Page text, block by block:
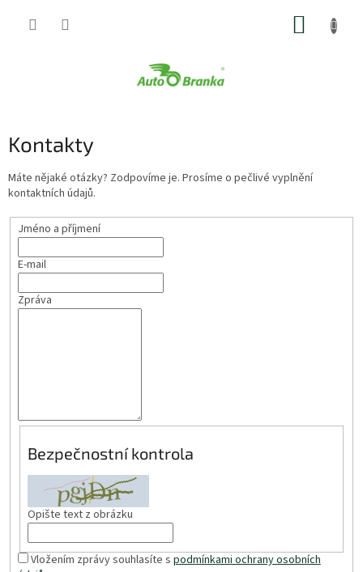
Kontakty
Máte nějaké otázky? Zodpovíme je. Prosíme o pečlivé vyplnění
kontaktních údajů.
Jméno a příjmení
E-mail
Zpráva
Bezpečnostní kontrola
Opište text z obrázku
Vložením zprávy souhlasíte s podmínkami ochrany osobních